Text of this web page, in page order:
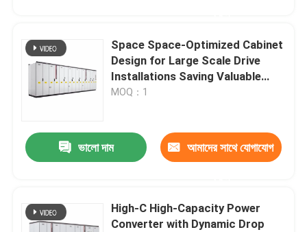
Space Space-Optimized Cabinet
Design for Large Scale Drive
Installations Saving Valuable
Floor Space
MOQ：1
ভালো দাম আমাদের সাথে যোগাযোগ
High-C High-Capacity Power
Converter with Dynamic Drop